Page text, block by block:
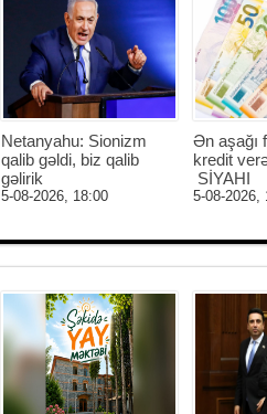
Netanyahu: Sionizm
qalib gəldi, biz qalib
gəlirik
5-08-2026, 18:00
Ən aşağı
kredit
SİYAHI
5-08-2026,